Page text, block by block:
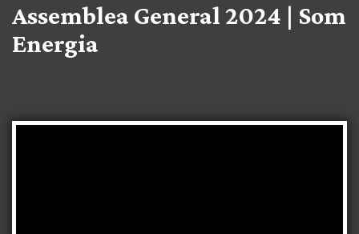
Assemblea General 2024 | Som
Energia